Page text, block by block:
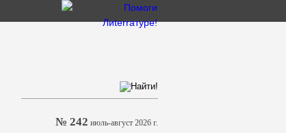
№ 242 июль-август 2026 г.